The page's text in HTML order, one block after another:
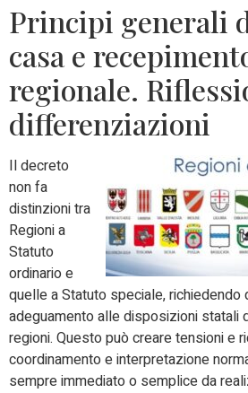
Principi generali
casa e
regionale.
differenziazioni
Il decreto
non fa
distinzioni tra
Regioni a
Statuto
ordinario e
quelle a Statuto speciale, richiedendo
adeguamento alle disposizioni statali
regioni. Questo può creare tensioni e
coordinamento e interpretazione
sempre immediato o semplice da